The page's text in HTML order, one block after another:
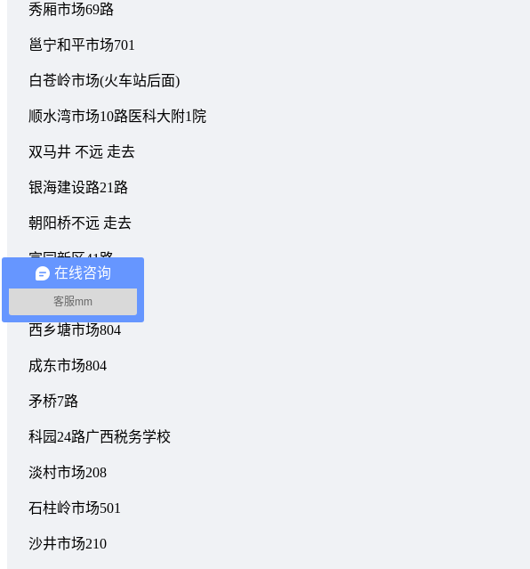
秀厢市场69路
邕宁和平市场701
白苍岭市场(火车站后面)
顺水湾市场10路医科大附1院
双马井 不远 走去
银海建设路21路
朝阳桥不远 走去
富园新区41路
白沙23路
西乡塘市场804
成东市场804
矛桥7路
科园24路广西税务学校
淡村市场208
石柱岭市场501
沙井市场210
在线咨询
客服mm